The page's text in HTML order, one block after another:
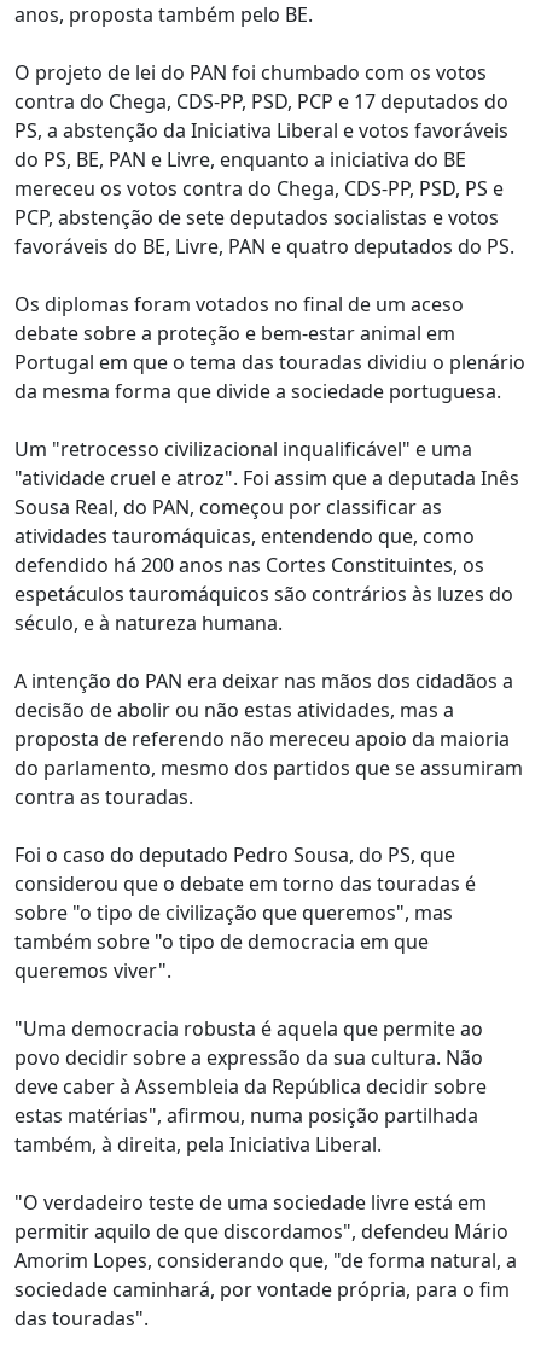
anos, proposta também pelo BE.
O projeto de lei do PAN foi chumbado com os votos
contra do Chega, CDS-PP, PSD, PCP e 17 deputados do
PS, a abstenção da Iniciativa Liberal e votos favoráveis
do PS, BE, PAN e Livre, enquanto a iniciativa do BE
mereceu os votos contra do Chega, CDS-PP, PSD, PS e
PCP, abstenção de sete deputados socialistas e votos
favoráveis do BE, Livre, PAN e quatro deputados do PS.
Os diplomas foram votados no final de um aceso
debate sobre a proteção e bem-estar animal em
Portugal em que o tema das touradas dividiu o plenário
da mesma forma que divide a sociedade portuguesa.
Um "retrocesso civilizacional inqualificável" e uma
"atividade cruel e atroz". Foi assim que a deputada Inês
Sousa Real, do PAN, começou por classificar as
atividades tauromáquicas, entendendo que, como
defendido há 200 anos nas Cortes Constituintes, os
espetáculos tauromáquicos são contrários às luzes do
século, e à natureza humana.
A intenção do PAN era deixar nas mãos dos cidadãos a
decisão de abolir ou não estas atividades, mas a
proposta de referendo não mereceu apoio da maioria
do parlamento, mesmo dos partidos que se assumiram
contra as touradas.
Foi o caso do deputado Pedro Sousa, do PS, que
considerou que o debate em torno das touradas é
sobre "o tipo de civilização que queremos", mas
também sobre "o tipo de democracia em que
queremos viver".
"Uma democracia robusta é aquela que permite ao
povo decidir sobre a expressão da sua cultura. Não
deve caber à Assembleia da República decidir sobre
estas matérias", afirmou, numa posição partilhada
também, à direita, pela Iniciativa Liberal.
"O verdadeiro teste de uma sociedade livre está em
permitir aquilo de que discordamos", defendeu Mário
Amorim Lopes, considerando que, "de forma natural, a
sociedade caminhará, por vontade própria, para o fim
das touradas".